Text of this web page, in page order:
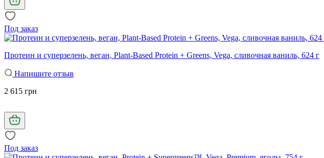
Под заказ
Протеин и суперзелень, веган, Plant-Based Protein + Greens, Vega, сливочная ваниль, 624 г
Напишите отзыв
2 615 грн
Под заказ